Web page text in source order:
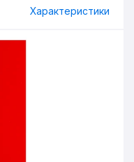
Характеристики